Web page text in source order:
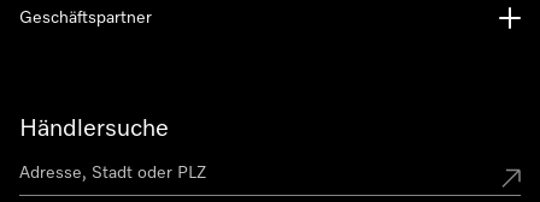
Händlersuche
Geschäftspartner